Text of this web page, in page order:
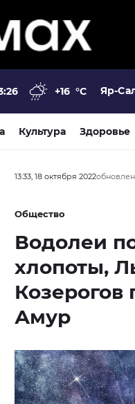
+16 °C Яр-
Культура Здоровье
13:33, 18 октября 2022
Общество
Водолеи
хлопоты,
Амур